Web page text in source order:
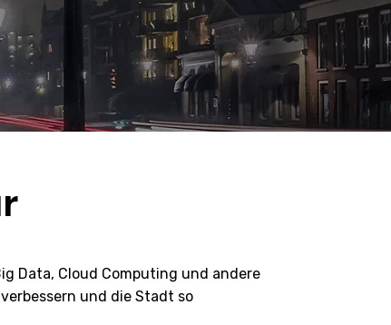
Data, Cloud Computing und andere
und die Stadt so